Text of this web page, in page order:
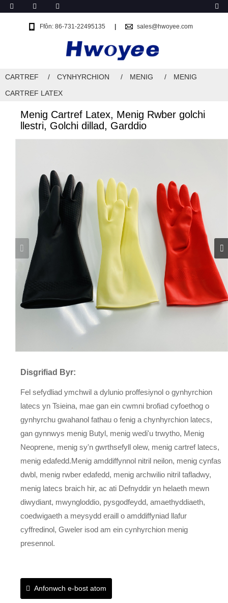
Ffôn: 86-731-22495135 sales@hwoyee.com
CARTREF CYNHYRCHION MENIG
MENIG
CARTREF LATEX
Menig Cartref Latex, Menig Rwber golchi
llestri, Golchi dillad, Garddio
Disgrifiad Byr:
Fel sefydliad ymchwil a dylunio proffesiynol o gynhyrchion
latecs yn Tsieina, mae gan ein cwmni brofiad cyfoethog o
gynhyrchu gwahanol fathau o fenig a chynhyrchion latecs,
gan gynnwys menig Butyl, menig wedi'u trwytho, Menig
Neoprene, menig sy'n gwrthsefyll olew, menig cartref latecs,
menig edafedd.Menig amddiffynnol nitril neilon, menig cynfas
dwbl, menig rwber edafedd, menig archwilio nitril tafladwy,
menig latecs braich hir, ac ati Defnyddir yn helaeth mewn
diwydiant, mwyngloddio, pysgodfeydd, amaethyddiaeth,
coedwigaeth a meysydd eraill o amddiffyniad llafur
cyffredinol, Gweler isod am ein cynhyrchion menig
presennol.
Anfonwch e-bost atom